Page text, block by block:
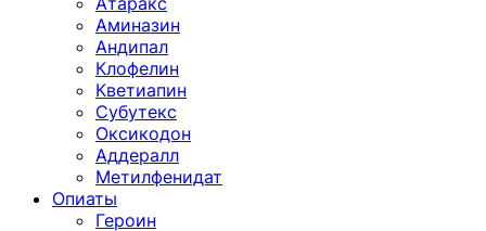
Аминазин
Андипал
Клофелин
Кветиапин
Субутекс
Оксикодон
Аддералл
Метилфенидат
Опиаты
Героин